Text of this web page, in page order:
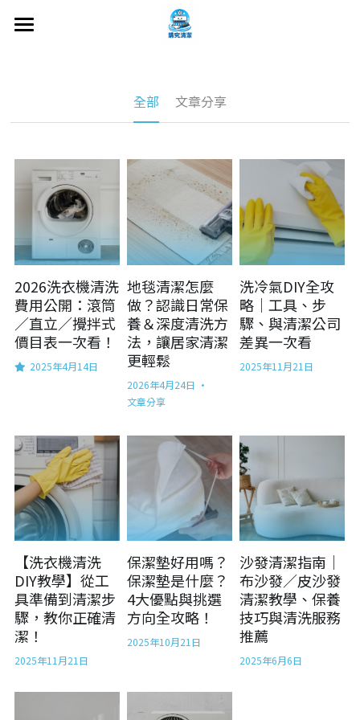
冷氣機清洗
洗衣機清洗
床墊清洗
沙發清洗
抗敏健康除蟎
地毯 窗簾 辦公椅
文章分享
聯絡我們
Line 立即預約
全部 文章分享
2026洗衣機清洗
費用公開：滾筒
／直立／攪拌式
價目表一次看！
2025年4月14日
地毯清潔怎麼
做？認識日常保
養＆深度清洗方
法，讓居家清潔
更輕鬆
2026年4月24日 ·
文章分享
洗冷氣DIY全攻
略｜工具、步
驟、與清潔公司
差異一次看
2025年11月21日
【洗衣機清洗
DIY教學】從工
具準備到清潔步
驟，教你正確清
潔！
2025年11月21日
保潔墊好用嗎？
保潔墊是什麼？
4大優點與挑選
方向全攻略！
2025年10月21日
沙發清潔指南｜
布沙發／皮沙發
清潔教學、保養
技巧與清洗服務
推薦
2025年6月6日